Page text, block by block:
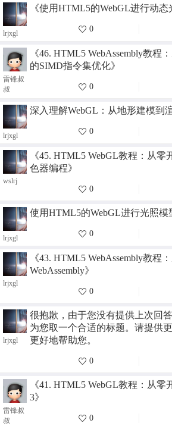
lrjxgl
《使用HTML5的WebGL进行动态
0
雷锋叔
叔
《46. HTML5 WebAssembly教程
的SIMD指令集优化》
0
lrjxgl
深入理解WebGL：从地形建模到
0
wslrj
《45. HTML5 WebGL教程：从
色器编程》
0
lrjxgl
使用HTML5的WebGL进行光照模
0
lrjxgl
《43. HTML5 WebAssembly教程
WebAssembly》
0
lrjxgl
很抱歉，由于您没有提供上次回
为您取一个合适的标题。请提供
更好地帮助您。
0
雷锋叔
叔
《41. HTML5 WebGL教程：从零
3》
0